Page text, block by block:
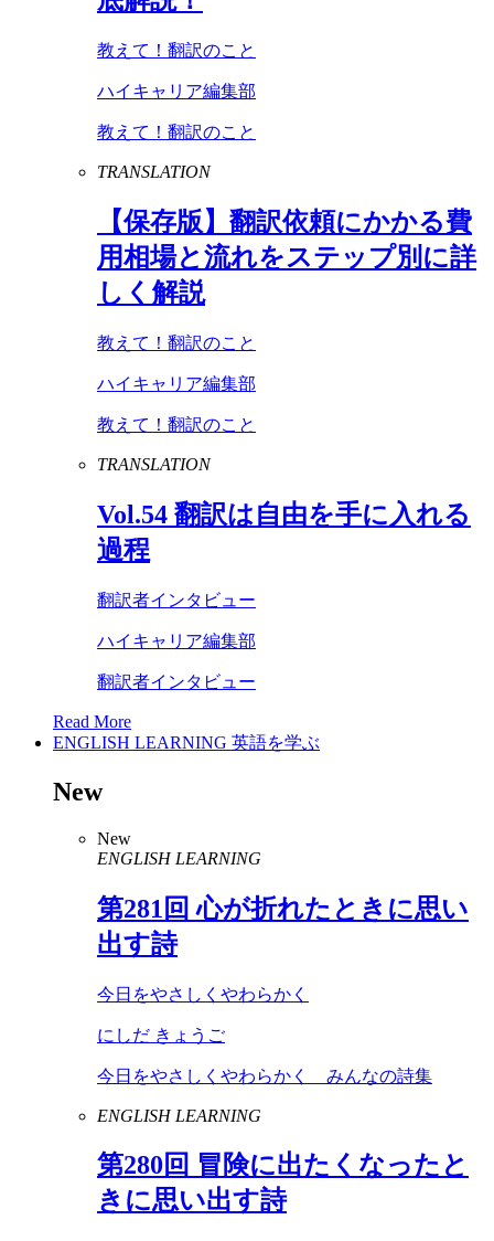
教えて！翻訳のこと
ハイキャリア編集部
教えて！翻訳のこと
TRANSLATION
【保存版】翻訳依頼にかかる費
用相場と流れをステップ別に詳
しく解説
教えて！翻訳のこと
ハイキャリア編集部
教えて！翻訳のこと
TRANSLATION
Vol.54 翻訳は自由を手に入れる
過程
翻訳者インタビュー
ハイキャリア編集部
翻訳者インタビュー
Read More
ENGLISH LEARNING 英語を学ぶ
New
New
ENGLISH LEARNING
第281 回 心が折れたときに思い
出す詩
今日をやさしくやわらかく
にしだ きょうご
今日をやさしくやわらかく みんなの詩集
ENGLISH LEARNING
第280回 冒険に出たくなったと
きに思い出す詩